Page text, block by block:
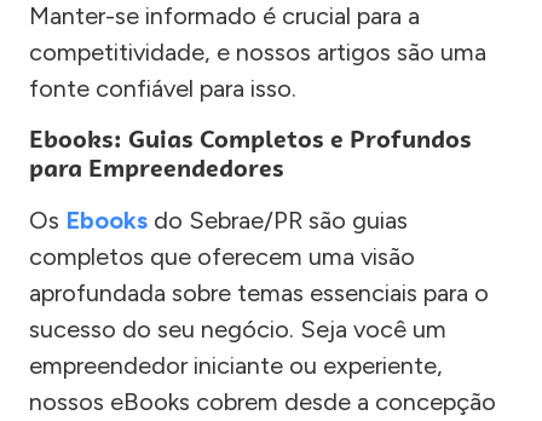
Manter-se informado é crucial para a
competitividade, e nossos artigos são uma
fonte confiável para isso.
Ebooks: Guias Completos e Profundos
para Empreendedores
Os Ebooks do Sebrae/PR são guias
completos que oferecem uma visão
aprofundada sobre temas essenciais para o
sucesso do seu negócio. Seja você um
empreendedor iniciante ou experiente,
nossos eBooks cobrem desde a concepção